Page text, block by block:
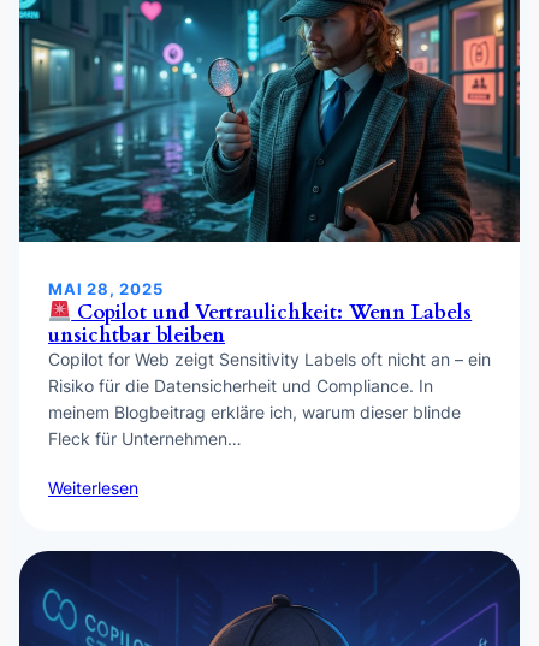
MAI 28, 2025
Copilot und Vertraulichkeit: Wenn Labels
unsichtbar bleiben
Copilot for Web zeigt Sensitivity Labels oft nicht an – ein
Risiko für die Datensicherheit und Compliance. In
meinem Blogbeitrag erkläre ich, warum dieser blinde
Fleck für Unternehmen…
Weiterlesen